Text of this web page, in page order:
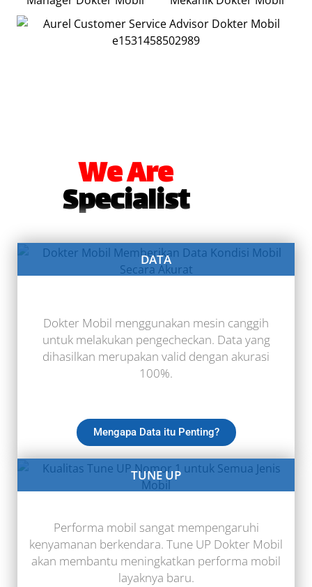
We Are
Specialist
DATA
Dokter Mobil menggunakan mesin canggih
untuk melakukan pengecheckan. Data yang
dihasilkan merupakan valid dengan akurasi
100%.
Mengapa Data itu Penting?
TUNE UP
Performa mobil sangat mempengaruhi
kenyamanan berkendara. Tune UP Dokter Mobil
akan membantu meningkatkan performa mobil
layaknya baru.